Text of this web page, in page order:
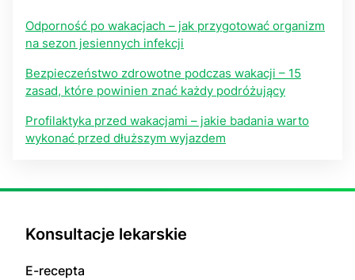
Odporność po wakacjach – jak przygotować organizm
na sezon jesiennych infekcji
Bezpieczeństwo zdrowotne podczas wakacji – 15
zasad, które powinien znać każdy podróżujący
Profilaktyka przed wakacjami – jakie badania warto
wykonać przed dłuższym wyjazdem
Konsultacje lekarskie
E-recepta